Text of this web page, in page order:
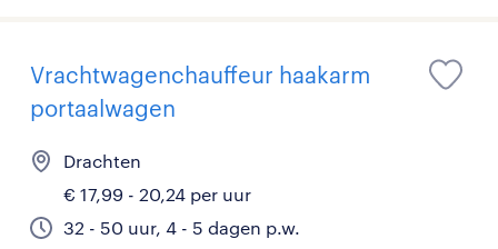
Vrachtwagenchauffeur haakarm
portaalwagen
Drachten
€ 17,99 - 20,24 per uur
32 - 50 uur, 4 - 5 dagen p.w.